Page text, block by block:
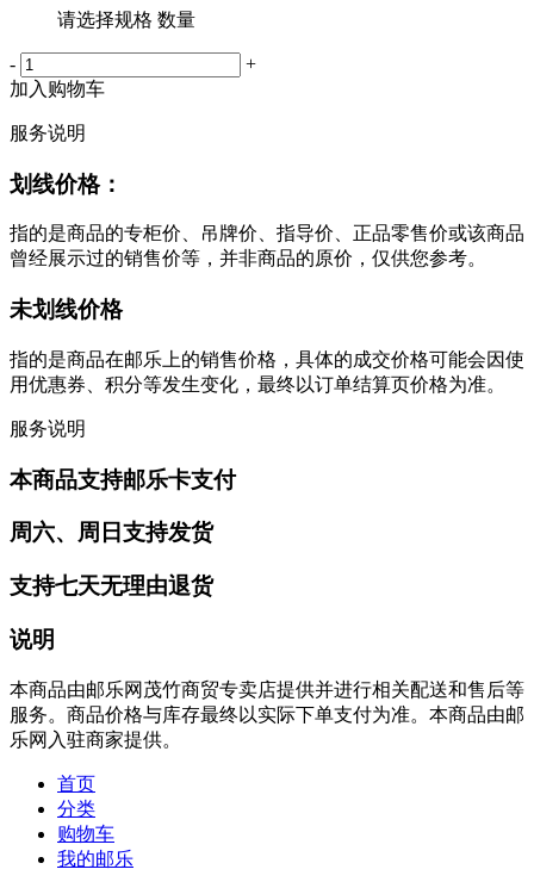
请选择规格 数量
-
+
加入购物车
服务说明
划线价格：
指的是商品的专柜价、吊牌价、指导价、正品零售价或该商品
曾经展示过的销售价等，并非商品的原价，仅供您参考。
未划线价格
指的是商品在邮乐上的销售价格，具体的成交价格可能会因使
用优惠券、积分等发生变化，最终以订单结算页价格为准。
服务说明
本商品支持邮乐卡支付
周六、周日支持发货
支持七天无理由退货
说明
本商品由邮乐网茂竹商贸专卖店提供并进行相关配送和售后等
服务。商品价格与库存最终以实际下单支付为准。本商品由邮
乐网入驻商家提供。
首页
分类
购物车
我的邮乐